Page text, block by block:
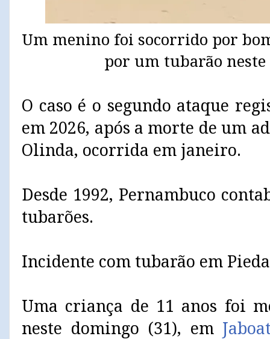
Um menino foi socorrido por
por um tubarão neste
O caso é o segundo ataque
em 2026, após a morte de um
Olinda, ocorrida em janeiro.
Desde 1992, Pernambuco
tubarões.
Incidente com tubarão em
Uma criança de 11 anos foi
neste domingo (31), em